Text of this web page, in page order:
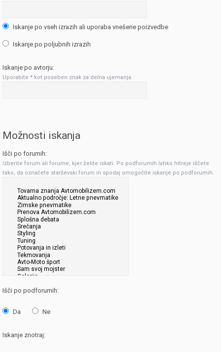
Iskanje po vseh izrazih ali uporaba vnešene poizvedbe
Iskanje po poljubnih izrazih
Iskanje po avtorju:
Uporabite * kot poseben znak za delna ujemanja.
Možnosti iskanja
Išči po forumih:
Izberite forum ali forume, kjer želite iskati. Po podforumih lahko hitreje iščete
tako, da označete starševski forum in spodaj omogočite iskanje po podforumih.
Išči po podforumih:
Da Ne
Iskanje znotraj: